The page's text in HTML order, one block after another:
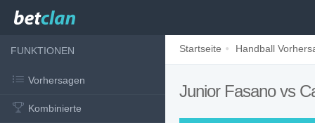
FUNKTIONEN
Vorhersagen
Kombinierte
Startseite Handball
Junior Fasano vs